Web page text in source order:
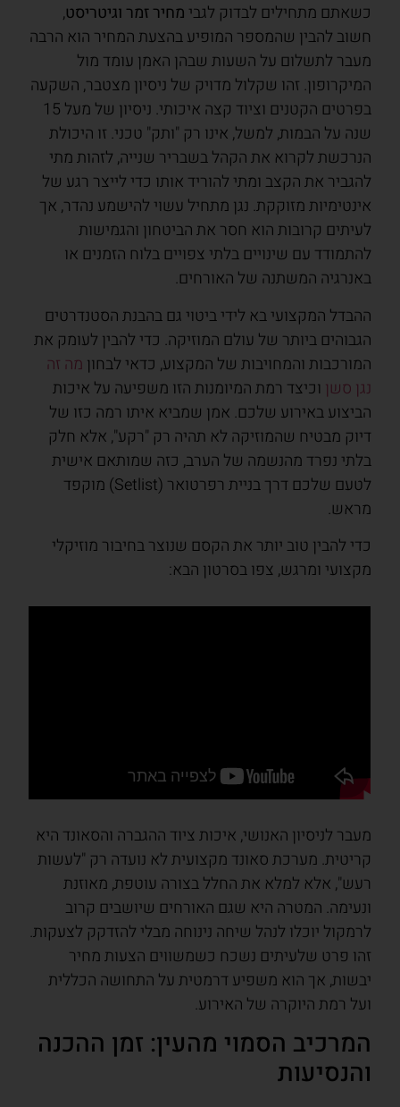
כשאתם מתחילים לבדוק לגבי מחיר זמר וגיטריסט,
חשוב להבין שהמספר המופיע בהצעת המחיר הוא הרבה
מעבר לתשלום על השעות שבהן האמן עומד מול
המיקרופון. זהו שקלול מדויק של ניסיון מצטבר, השקעה
בפרטים הקטנים וציוד קצה איכותי. ניסיון של מעל 15
שנה על הבמות, למשל, אינו רק "ותק" טכני. זו היכולת
הנרכשת לקרוא את הקהל בשבריר שנייה, לזהות מתי
להגביר את הקצב ומתי להוריד אותו כדי לייצר רגע של
אינטימיות מזוקקת. נגן מתחיל עשוי להישמע נהדר, אך
לעיתים קרובות הוא חסר את הביטחון והגמישות
להתמודד עם שינויים בלתי צפויים בלוח הזמנים או
באנרגיה המשתנה של האורחים.
ההבדל המקצועי בא לידי ביטוי גם בהבנת הסטנדרטים
הגבוהים ביותר של עולם המוזיקה. כדי להבין לעומק את
המורכבות והמחויבות של המקצוע, כדאי לבחון מה זה
נגן סשן וכיצד רמת המיומנות הזו משפיעה על איכות
הביצוע באירוע שלכם. אמן שמביא איתו רמה כזו של
דיוק מבטיח שהמוזיקה לא תהיה רק "רקע", אלא חלק
בלתי נפרד מהנשמה של הערב, כזה שמותאם אישית
לטעם שלכם דרך בניית רפרטואר (Setlist) מוקפד
מראש.
כדי להבין טוב יותר את הקסם שנוצר בחיבור מוזיקלי
מקצועי ומרגש, צפו בסרטון הבא:
מעבר לניסיון האנושי, איכות ציוד ההגברה והסאונד היא
קריטית. מערכת סאונד מקצועית לא נועדה רק "לעשות
רעש", אלא למלא את החלל בצורה עוטפת, מאוזנת
ונעימה. המטרה היא שגם האורחים שיושבים קרוב
לרמקול יוכלו לנהל שיחה נינוחה מבלי להזדקק לצעקות.
זהו פרט שלעיתים נשכח כשמשווים הצעות מחיר
יבשות, אך הוא משפיע דרמטית על התחושה הכללית
ועל רמת היוקרה של האירוע.
המרכיב הסמוי מהעין: זמן ההכנה
והנסיעות